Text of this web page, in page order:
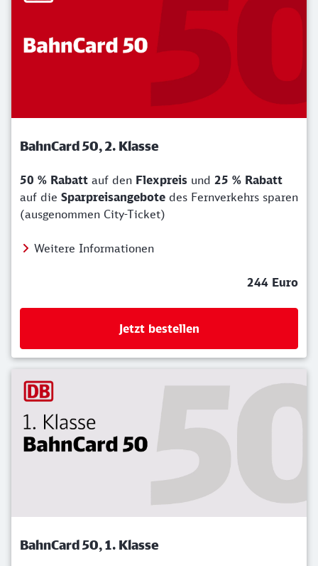
BahnCard 50, 2. Klasse
50 % Rabatt auf den Flexpreis und 25 % Rabatt
auf die Sparpreisangebote des Fernverkehrs sparen
(ausgenommen City-Ticket)
Weitere Informationen
244 Euro
Jetzt bestellen
BahnCard 50, 1. Klasse